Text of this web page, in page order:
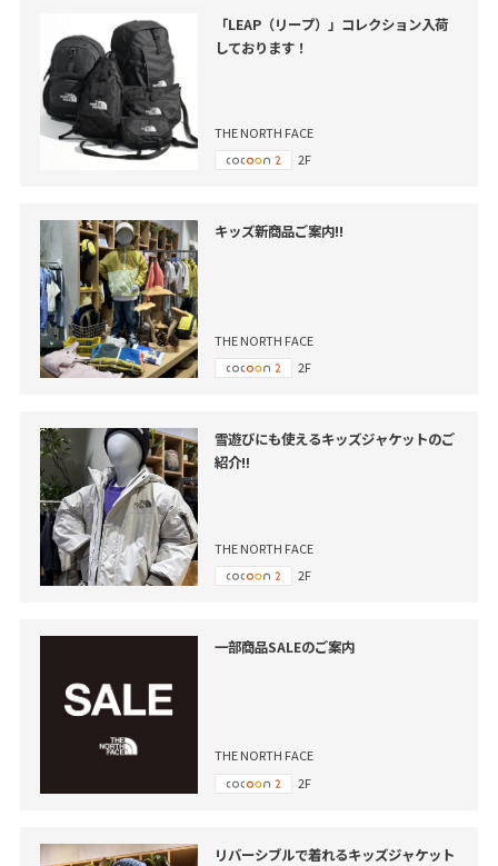
「LEAP（リープ）」コレクション入荷
しております！
THE NORTH FACE
2F
キッズ新商品ご案内!!
THE NORTH FACE
2F
雪遊びにも使えるキッズジャケットのご
紹介‼
THE NORTH FACE
2F
一部商品SALEのご案内
THE NORTH FACE
2F
リバーシブルで着れるキッズジャケット